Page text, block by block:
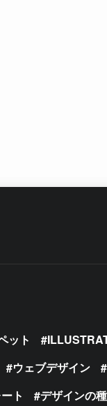
ット
ウェブデザイン
ト デザインの種